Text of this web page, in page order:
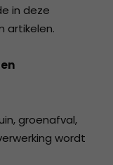
in deze
artikelen.
groenafval,
wordt